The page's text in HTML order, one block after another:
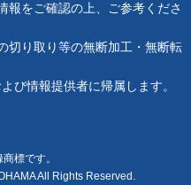
報をご確認の上、ご参考くださ
切り取り等の無断加工・無断転
び情報提供者に帰属します。
標です。
All Rights Reserved.